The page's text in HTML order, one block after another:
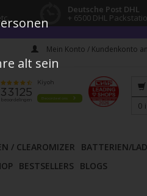
Deutsche Post DHL
+ 6500 DHL
Mein Konto / Kundenkonto
/ CLEAROMIZER
BATTERIEN/
BESTSELLERS BLOGS
0
alt sein